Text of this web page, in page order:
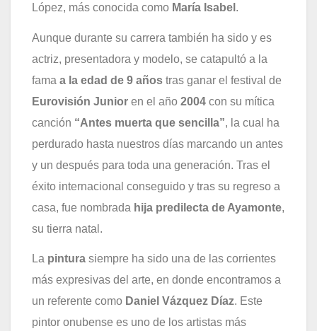
López, más conocida como María Isabel .
Aunque durante su carrera también ha sido y es
actriz, presentadora y modelo, se catapultó a la
fama a la edad de 9 años tras ganar el festival de
Eurovisión Junior en el año 2004 con su mítica
canción “Antes muerta que sencilla”, la cual ha
perdurado hasta nuestros días marcando un antes
y un después para toda una generación. Tras el
éxito internacional conseguido y tras su regreso a
casa, fue nombrada hija predilecta de Ayamonte,
su tierra natal.
La pintura siempre ha sido una de las corrientes
más expresivas del arte, en donde encontramos a
un referente como Daniel Vázquez Díaz. Este
pintor onubense es uno de los artistas más